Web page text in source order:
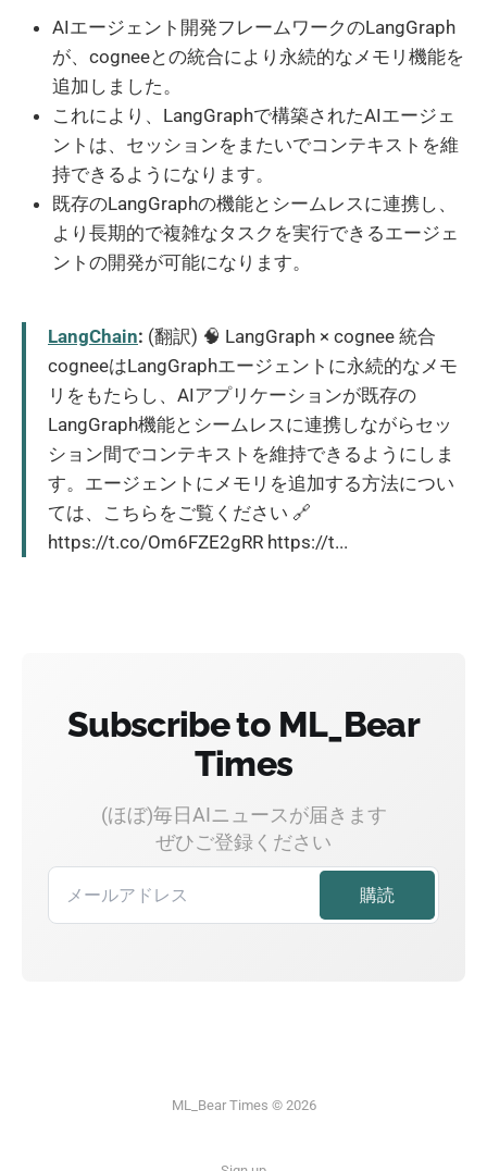
AIエージェント開発フレームワークのLangGraph
が、cogneeとの統合により永続的なメモリ機能を
追加しました。
これにより、LangGraphで構築されたAIエージェ
ントは、セッションをまたいでコンテキストを維
持できるようになります。
既存のLangGraphの機能とシームレスに連携し、
より長期的で複雑なタスクを実行できるエージェ
ントの開発が可能になります。
LangChain: (翻訳) 🧠 LangGraph × cognee 統合
cogneeはLangGraphエージェントに永続的なメモ
リをもたらし、AIアプリケーションが既存の
LangGraph機能とシームレスに連携しながらセッ
ション間でコンテキストを維持できるようにしま
す。エージェントにメモリを追加する方法につい
ては、こちらをご覧ください 🔗
https://t.co/Om6FZE2gRR https://t...
Subscribe to ML_Bear
Times
(ほぼ)毎日AIニュースが届きます
ぜひご登録ください
ML_Bear Times © 2026